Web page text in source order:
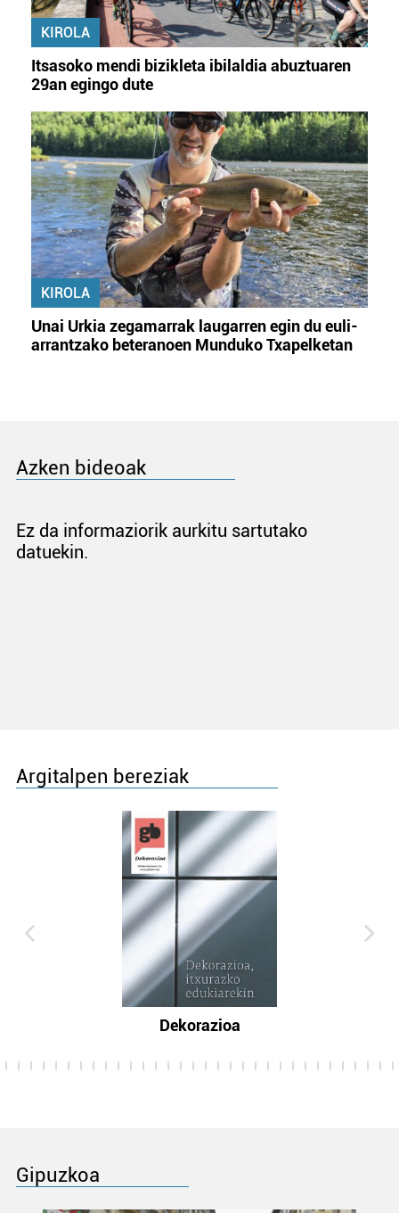
KIROLA
Itsasoko mendi bizikleta ibilaldia abuztuaren
29an egingo dute
KIROLA
Unai Urkia zegamarrak laugarren egin du euli-
arrantzako beteranoen Munduko Txapelketan
Azken bideoak
Ez da informaziorik aurkitu sartutako
datuekin.
Argitalpen bereziak
Dekorazioa
Gipuzkoa